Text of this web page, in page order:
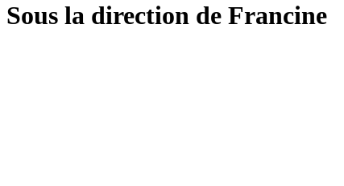
Sous la direction de Francine